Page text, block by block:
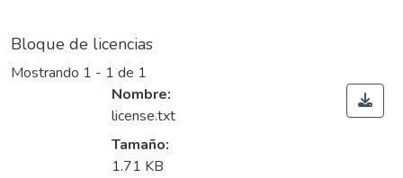
Bloque de licencias
Mostrando 1 - 1 de 1
Nombre:
license.txt
Tamaño:
1.71 KB